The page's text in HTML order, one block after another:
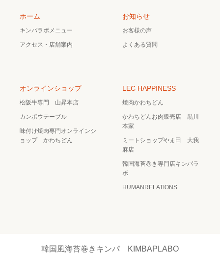
ホーム
キンパラボメニュー
アクセス・店舗案内
お知らせ
お客様の声
よくある質問
オンラインショップ
松阪牛専門 山昇本店
カンポウテーブル
味付け焼肉専門オンラインシ
ョップ かわちどん
LEC HAPPINESS
焼肉かわちどん
かわちどんお肉販売店 黒川
本家
ミートショップやま田 大我
麻店
韓国海苔巻き専門店キンパラ
ボ
HUMANRELATIONS
韓国風海苔巻きキンパ KIMBAPLABO